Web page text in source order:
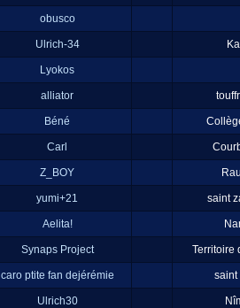
obusco
Ulrich-34
Lyokos
alliator
Béné
Carl
Z_BOY
yumi+21 saint
Aelita!
Synaps Project Territoire
caro ptite fan dejérémie saint
Ulrich30